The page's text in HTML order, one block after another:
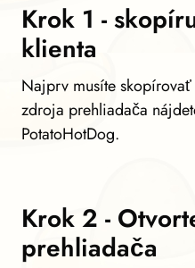
Krok 1 -
klienta
Najprv musíte skopírovať
zdroja prehliadača
PotatoHotDog.
Krok 2 -
prehliadača